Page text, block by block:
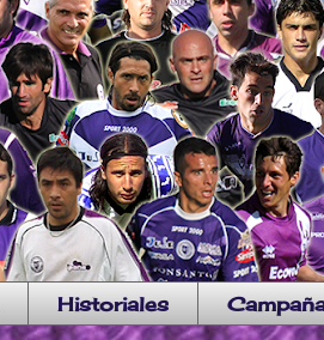
Historiales